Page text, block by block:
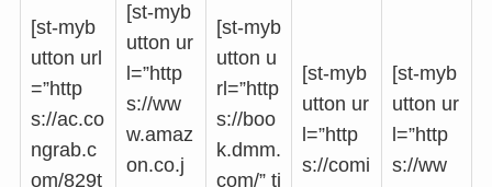
[st-myb
utton url
=”http
s://ac.co
ngrab.c
om/829t
[st-myb
utton ur
l=”http
s://ww
w.amaz
on.co.j
[st-myb
utton u
rl=”http
s://boo
k.dmm.
com/” ti
[st-myb
utton ur
l=”http
s://comi
[st-myb
utton ur
l=”http
s://ww